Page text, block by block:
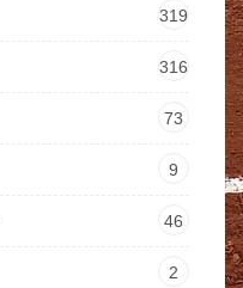
319
316
73
9
46
2